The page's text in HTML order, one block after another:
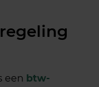
een btw-